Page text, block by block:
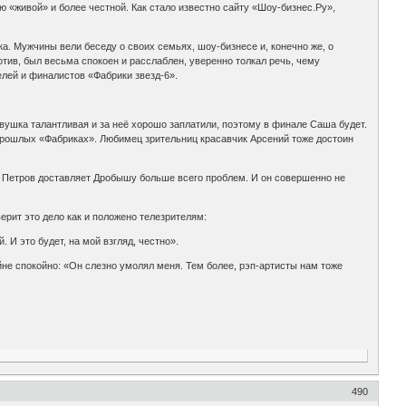
и более честной. Как стало известно сайту «Шоу-бизнес.Ру»,
Мужчины вели беседу о своих семьях, шоу-бизнесе и, конечно же, о
был весьма спокоен и расслаблен, уверенно толкал речь, чему
и финалистов «Фабрики звезд-6».
талантливая и за неё хорошо заплатили, поэтому в финале Саша будет.
«Фабриках». Любимец зрительниц красавчик Арсений тоже достоин
доставляет Дробышу больше всего проблем. И он совершенно не
это дело как и положено телезрителям:
это будет, на мой взгляд, честно».
спокойно: «Он слезно умолял меня. Тем более, рэп-артисты нам тоже
490